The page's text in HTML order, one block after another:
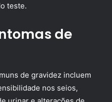
teste.
de
de gravidez incluem
nos seios,